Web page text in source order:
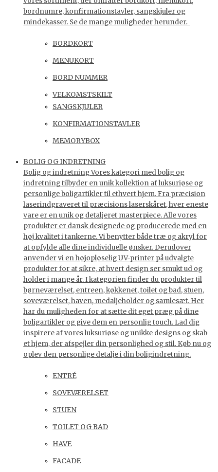
bordnumre, konfirmationstavler, sangskjuler og
mindekasser. Se de mange muligheder herunder.
BORDKORT
MENUKORT
BORD NUMMER
VELKOMSTSKILT
SANGSKJULER
KONFIRMATIONSTAVLER
MEMORYBOX
BOLIG OG INDRETNING
Bolig og indretning Vores kategori med bolig og
indretning tilbyder en unik kollektion af luksuriøse og
personlige boligartikler til ethvert hjem. Fra præcision
laserindgraveret til præcisions laserskåret, hver eneste
vare er en unik og detaljeret masterpiece. Alle vores
produkter er dansk designede og producerede med en
høj kvalitet i tankerne. Vi benytter både træ og akryl for
at opfylde alle dine individuelle ønsker. Derudover
anvender vi en højopløselig UV-printer på udvalgte
produkter for at sikre, at hvert design ser smukt ud og
holder i mange år. I kategorien finder du produkter til
børneværelset, entreen, køkkenet, toilet og bad, stuen,
soveværelset, haven, medaljeholder og samlesæt. Her
har du muligheden for at sætte dit eget præg på dine
boligartikler og give dem en personlig touch. Lad dig
inspirere af vores luksuriøse og unikke designs og skab
et hjem, der afspejler din personlighed og stil. Køb nu og
oplev den personlige detalje i din boligindretning.
ENTRÉ
SOVEVÆRELSET
STUEN
TOILET OG BAD
HAVE
FACADE